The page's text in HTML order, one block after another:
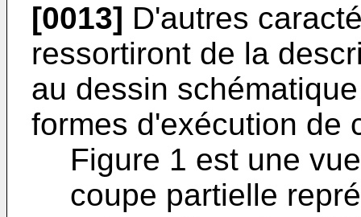
[0013] D'autres
ressortiront de la
au dessin
formes d'exécution de
Figure 1 est une
coupe partielle